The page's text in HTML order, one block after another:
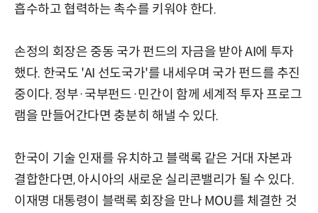
흡수하고 협력하는 촉수를 키워야 한다.
손정의 회장은 중동 국가 펀드의 자금을 받아 AI에 투자
했다. 한국도 'AI 선도국가'를 내세우며 국가 펀드를 추진
중이다. 정부·국부펀드·민간이 함께 세계적 투자 프로그
램을 만들어간다면 충분히 해낼 수 있다.
한국이 기술 인재를 유치하고 블랙록 같은 거대 자본과
결합한다면, 아시아의 새로운 실리콘밸리가 될 수 있다.
이재명 대통령이 블랙록 회장을 만나 MOU를 체결한 것